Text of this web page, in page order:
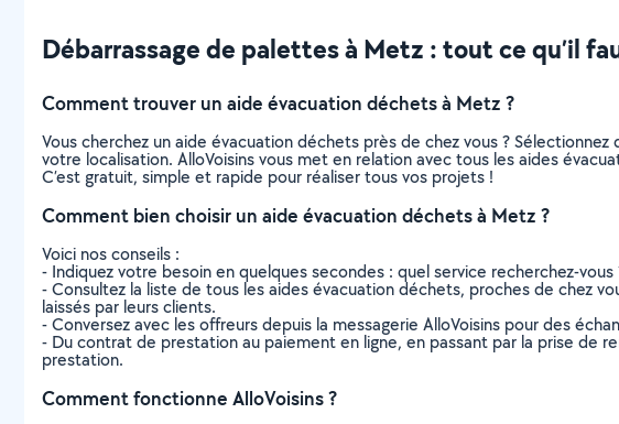
Débarrassage de palettes à Metz : tout ce qu’il
Comment trouver un aide évacuation déchets à Metz ?
Vous cherchez un aide évacuation déchets près de chez vous ?
votre localisation. AlloVoisins vous met en relation avec tous les aides
C’est gratuit, simple et rapide pour réaliser tous vos projets !
Comment bien choisir un aide évacuation déchets à Metz ?
Voici nos conseils :
- Indiquez votre besoin en quelques secondes : quel service recherchez-
- Consultez la liste de tous les aides évacuation déchets, proches de chez
laissés par leurs clients.
- Conversez avec les offreurs depuis la messagerie AlloVoisins pour des
- Du contrat de prestation au paiement en ligne, en passant par la prise de
prestation.
Comment fonctionne AlloVoisins ?